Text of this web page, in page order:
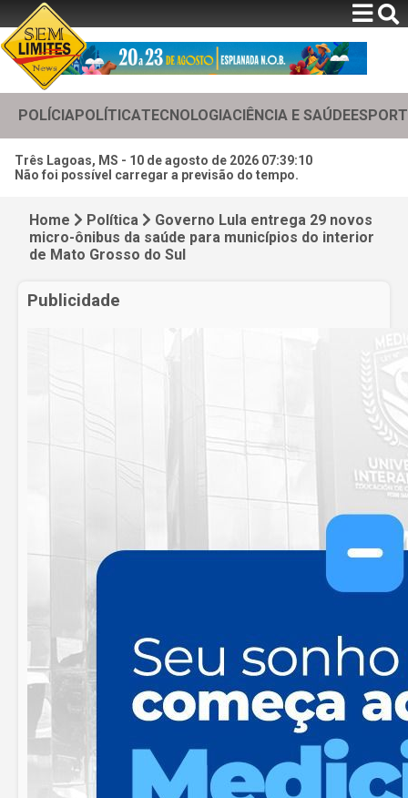
POLÍCIAPOLÍTICATECNOLOGIACIÊNCIA E SAÚDE
Três Lagoas, MS - 10 de agosto de 2026 07:39:12
Não foi possível carregar a previsão do tempo.
Home Política
Governo Lula entrega 29 novos
micro-ônibus da saúde para municípios do interior
de Mato Grosso do Sul
Publicidade